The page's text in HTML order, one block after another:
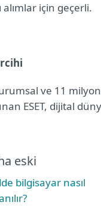
alımlar için geçerli.
ve 11
ESET, dijital
eski
bilgisayar nasıl